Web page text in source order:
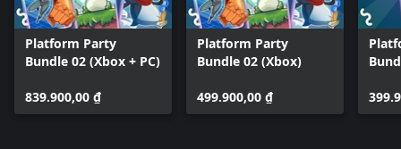
Platform Party
Bundle 02 (Xbox + PC)
839.900,00 ₫
Platform Party
Bundle 02 (Xbox)
499.900,00 ₫